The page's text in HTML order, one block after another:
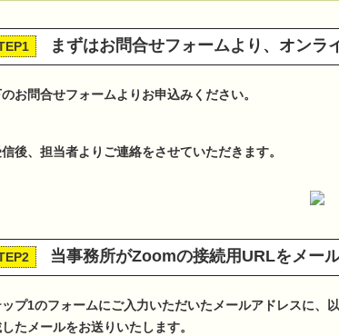
まずはお問合せフォームより、オンラ
のお問合せフォームよりお申込みください。
後、担当者よりご連絡をさせていただきます。
当事務所がZoomの接続用URLをメー
ップ1のフォームにご入力いただいたメールアドレスに、
たメールをお送りいたします。